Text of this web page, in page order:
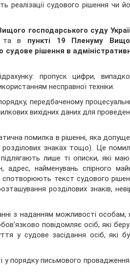
реалізації судового рішення чи
господарського суду
та в пункті 19 Пленуму
рішення в
пропуск цифри,
несправної техніки.
передбаченому
вихідних даних для
помилка в рішенні, яка
розділових знаках тощо). Це
лише ті описки, які
найменувань спірного
спотворюють текст судового
розділових знаків,
з наданням можливості особам,
повідомляє осіб, які
у судове засідання осіб, які
у порядку письмового